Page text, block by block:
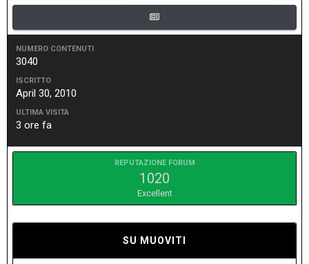
NUMERO CONTENUTI
3040
ISCRITTO
April 30, 2010
ULTIMA VISITA
3 ore fa
REPUTAZIONE FORUM
1020
Excellent
SU MUOVITI